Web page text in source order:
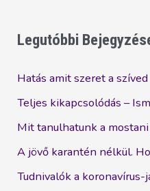
Legutóbbi
Hatás amit szeret a szíved
Teljes kikapcsolódás –
Mit tanulhatunk a
A jövő karantén nélkül.
Tudnivalók a